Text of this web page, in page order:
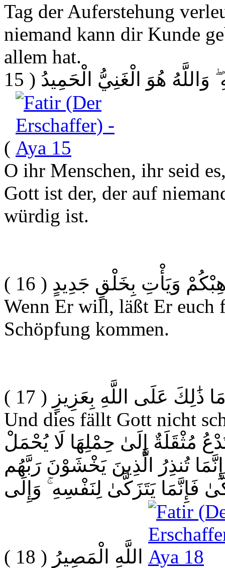
Tag der Auferstehung
niemand kann dir Kunde
allem hat.
وَاللَّهُ هُوَ الْغَنِيُّ الْحَمِيدُ
( 15
)
O ihr Menschen, ihr seid
Gott ist der, der auf
würdig ist.
وَيَأْتِ بِخَلْقٍ جَدِيدٍ ( 16 )
Wenn Er will, läßt Er euch
Schöpfung kommen.
ذَٰلِكَ عَلَى اللَّهِ بِعَزِيزٍ ( 17 )
Und dies fällt Gott nicht
مُثْقَلَةٌ إِلَىٰ حِمْلِهَا لَا يُحْمَلْ
تُنذِرُ الَّذِينَ يَخْشَوْنَ رَبَّهُم
فَإِنَّمَا يَتَزَكَّىٰ لِنَفْسِهِ ۚ وَإِلَى
اللَّهِ الْمَصِيرُ ( 18 )